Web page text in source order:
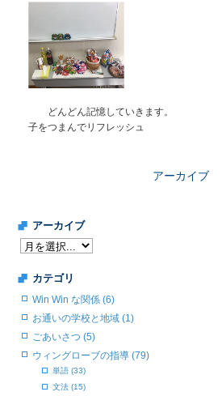
どんどん記憶していきます
子をつまんでリフレッシュ
アーカイブ
アーカイブ
カテゴリ
Win Win な関係 (6)
お通いの学校と地域 (1)
ごあいさつ (5)
ウィングローブの指導 (79)
単語 (33)
文法 (15)